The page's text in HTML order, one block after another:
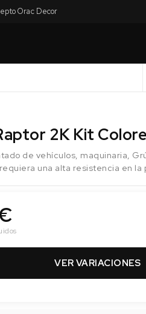
Orac Decor
2K Kit
de vehículos, maquinaria,
una alta resistencia en la
VER VARIACIONES